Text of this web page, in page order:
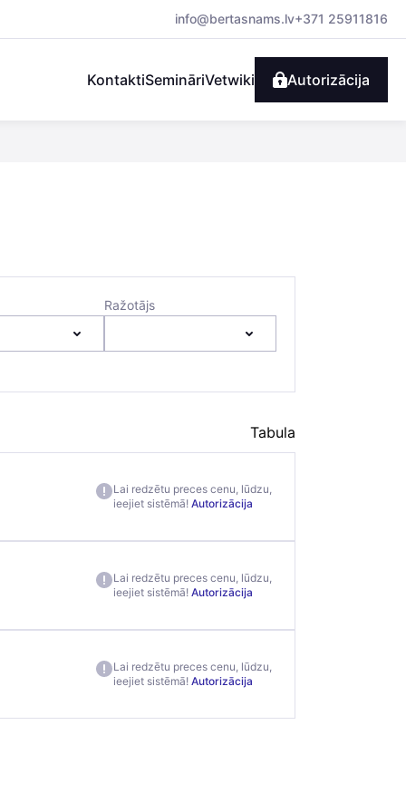
info@bertasnams.lv+371 25911816
KontaktiSemināriVetwiki Autorizācija
Ražotājs
Tabula
Lai redzētu preces cenu, lūdzu,
ieejiet sistēmā! Autorizācija
Lai redzētu preces cenu, lūdzu,
ieejiet sistēmā! Autorizācija
Lai redzētu preces cenu, lūdzu,
ieejiet sistēmā! Autorizācija